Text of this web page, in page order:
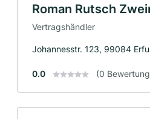
Roman Rutsch
Vertragshändler
Johannesstr. 123, 99084
0.0 (0